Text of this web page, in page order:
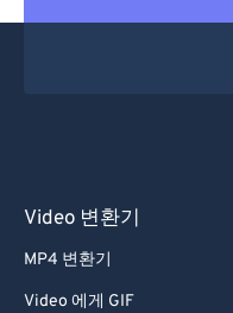
Video 변환기
MP4 변환기
Video 에게 GIF